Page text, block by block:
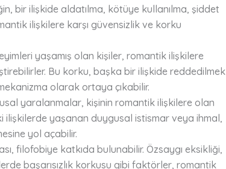
bir ilişkide aldatılma, kötüye kullanılma, şiddet
ilişkilere karşı güvensizlik ve korku
yaşamış olan kişiler, romantik ilişkilere
Bu korku, başka bir ilişkide reddedilmek
olarak ortaya çıkabilir.
yaralanmalar, kişinin romantik ilişkilere olan
ilişkilerde yaşanan duygusal istismar veya ihmal,
yol açabilir.
filofobiye katkıda bulunabilir. Özsaygı eksikliği,
başarısızlık korkusu gibi faktörler, romantik